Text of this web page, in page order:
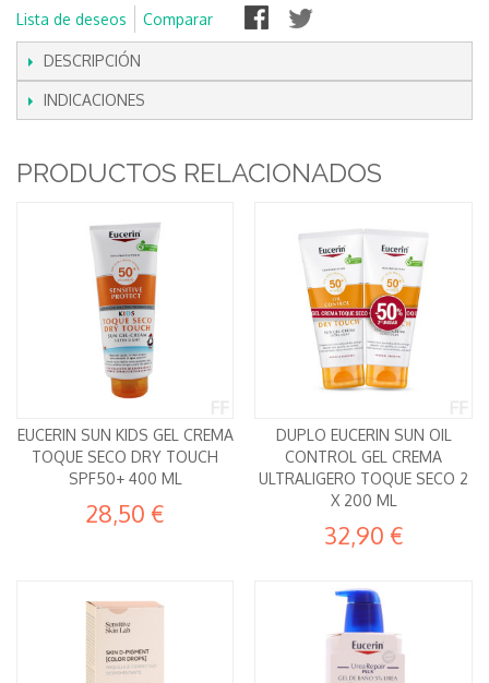
Lista de deseos Comparar
DESCRIPCIÓN
INDICACIONES
PRODUCTOS RELACIONADOS
EUCERIN SUN KIDS GEL CREMA
TOQUE SECO DRY TOUCH
SPF50+ 400 ML
28,50 €
DUPLO EUCERIN SUN OIL
CONTROL GEL CREMA
ULTRALIGERO TOQUE SECO 2
X 200 ML
32,90 €